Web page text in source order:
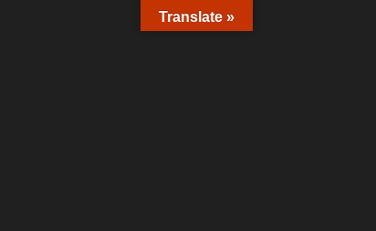
Translate »